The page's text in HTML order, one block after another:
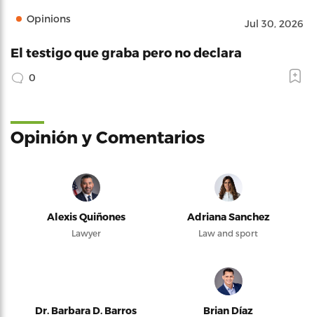
Opinions Jul 30, 2026
El testigo que graba pero no declara
0
Opinión y Comentarios
Alexis Quiñones
Lawyer
Adriana Sanchez
Law and sport
Dr. Barbara D. Barros Brian Díaz